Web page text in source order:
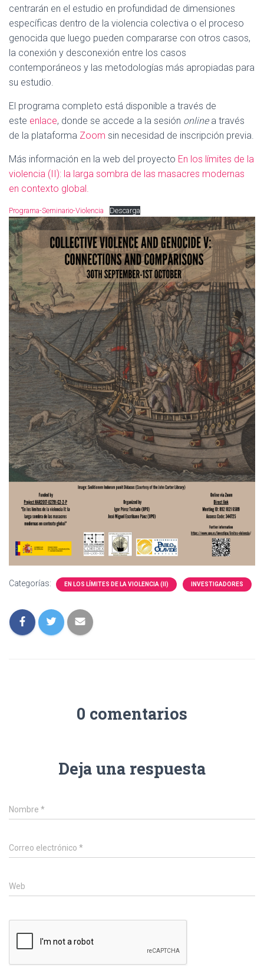
centrarán en el estudio en profundidad de dimensiones
específicas dentro de la violencia colectiva o el proceso
genocida que luego pueden compararse con otros casos,
la conexión y desconexión entre los casos
contemporáneos y las metodologías más apropiadas para
su estudio.
El programa completo está disponible a través de
este enlace, donde se accede a la sesión onlinea través
de la plataforma Zoom sin necesidad de inscripción previa.
Más información en la web del proyecto En los límites de la
violencia (II): la larga sombra de las masacres modernas
en contexto global.
Programa-Seminario-Violencia Descarga
Categorías: EN LOS LÍMITES DE LA VIOLENCIA (II) INVESTIGADORES
0 comentarios
Deja una respuesta
Nombre *
Correo electrónico *
Web